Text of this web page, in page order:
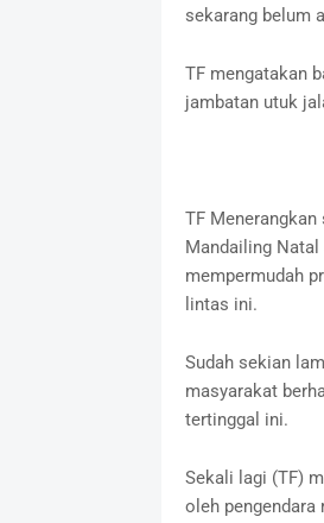
sekarang belum
TF mengatakan
jambatan utuk
TF
Mandailing
mempermudah
lintas ini.
Sudah sekian
masyarakat
tertinggal ini.
Sekali lagi (TF)
oleh pengendara